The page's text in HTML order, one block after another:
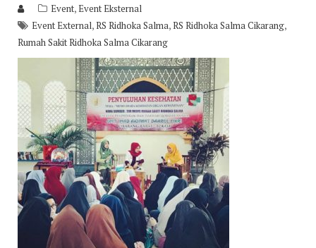
Event,Event Eksternal
Event External,RS Ridhoka Salma,RS Ridhoka Salma Cikarang,
Rumah Sakit Ridhoka Salma Cikarang